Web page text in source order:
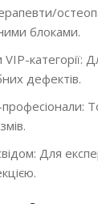
блоками.
категорії:
дефектів.
Для